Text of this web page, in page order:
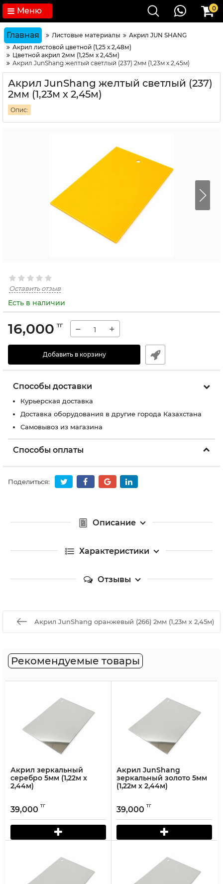
Меню 0
Главная Листовые материалы
Акрил JUN SHANG
Акрил листовой цветной (1,25 х 2,48м)
Цветной акрил 2мм (1,25м х 2,45м)
Акрил JunShang желтый светлый (237) 2мм (1,23м х 2,45м)
Акрил JunShang желтый светлый (237)
2мм (1,23м х 2,45м)
Опис:
Оставить отзыв
Есть в наличии
16,000 тг − +
Добавить в корзину
Способы доставки
Курьерская доставка
Доставка оборудования в другие города Казахстана
Самовывоз из магазина
Способы оплаты
Поделиться:
Описание
Характеристики
Отзывы
Акрил JunShang оранжевый (266) 2мм (1,23м х 2,45м)
Рекомендуемые товары
Акрил зеркальный
серебро 5мм (1,22м х
2,44м)
39,000 тг
Акрил JunShang
зеркальный золото 5мм
(1,22м х 2,44м)
39,000 тг